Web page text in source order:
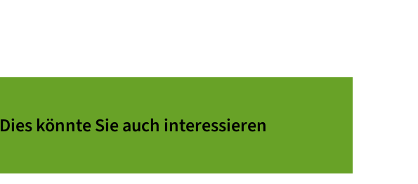
Dies könnte Sie auch interessieren